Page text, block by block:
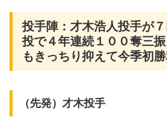
投手陣：才木浩人投手が
投で４年連続１００奪三
もきっちり抑えて今季初勝
​​（先発）才木投手